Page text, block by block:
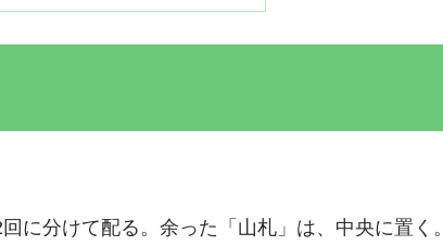
に分けて配る。余った「山札」は、中央に置く。